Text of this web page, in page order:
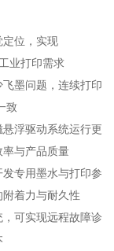
位，实现
业打印需求
飞墨问题，连续打印
致
浮驱动系统运行更
与产品质量
发专用墨水与打印参
着力与耐久性
，可实现远程故障诊